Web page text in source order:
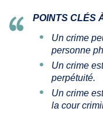
POINTS CLÉS
Un crime
personne
Un crime
perpétuité.
Un crime
la cour